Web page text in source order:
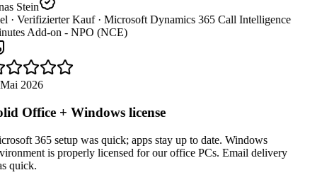
Stein
· Verifizierter Kauf · Microsoft Dynamics 365 Call Intelligence
Add-on - NPO (NCE)
2026
Office + Windows license
365 setup was quick; apps stay up to date. Windows
is properly licensed for our office PCs. Email delivery
quick.